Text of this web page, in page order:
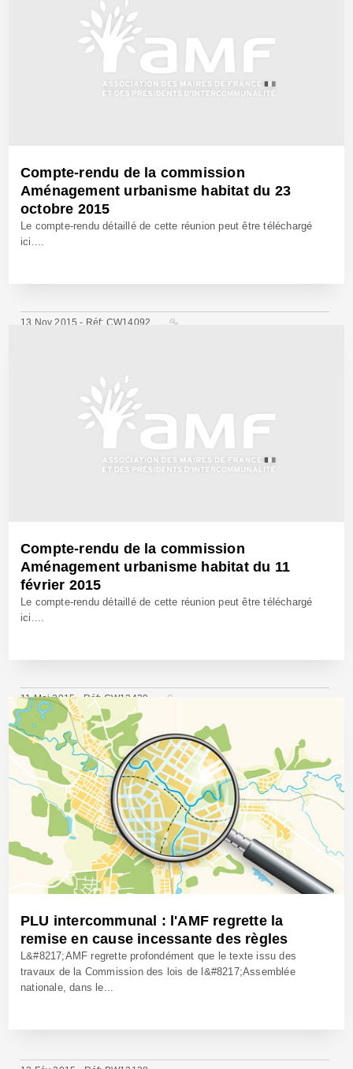
Compte-rendu de la commission
Aménagement urbanisme habitat du 23
octobre 2015
Le compte-rendu détaillé de cette réunion peut être téléchargé
ici....
13 Nov 2015 - Réf: CW14092
Compte-rendu de la commission
Aménagement urbanisme habitat du 11
février 2015
Le compte-rendu détaillé de cette réunion peut être téléchargé
ici....
11 Mai 2015 - Réf: CW13429
PLU intercommunal : l'AMF regrette la
remise en cause incessante des règles
L&#8217;AMF regrette profondément que le texte issu des
travaux de la Commission des lois de l&#8217;Assemblée
nationale, dans le...